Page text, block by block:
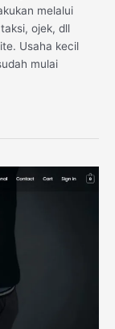
melalui
ojek, dll
Usaha kecil
mulai